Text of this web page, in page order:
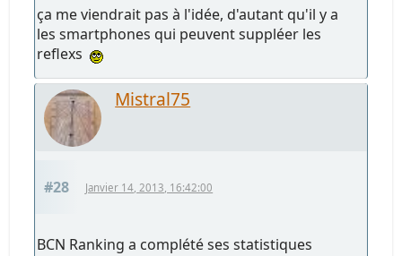
ça me viendrait pas à l'idée, d'autant qu'il y a
les smartphones qui peuvent suppléer les
reflexs
Mistral75
#28 Janvier 14, 2013, 16:42:00
BCN Ranking a complété ses statistiques